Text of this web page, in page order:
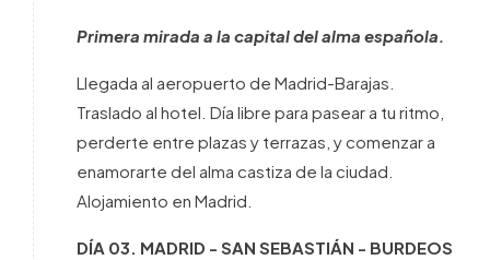
Primera mirada a la capital del alma española.
Llegada al aeropuerto de Madrid-Barajas.
Traslado al hotel. Día libre para pasear a tu ritmo,
perderte entre plazas y terrazas, y comenzar a
enamorarte del alma castiza de la ciudad.
Alojamiento en Madrid.
DÍA 03. MADRID - SAN SEBASTIÁN - BURDEOS